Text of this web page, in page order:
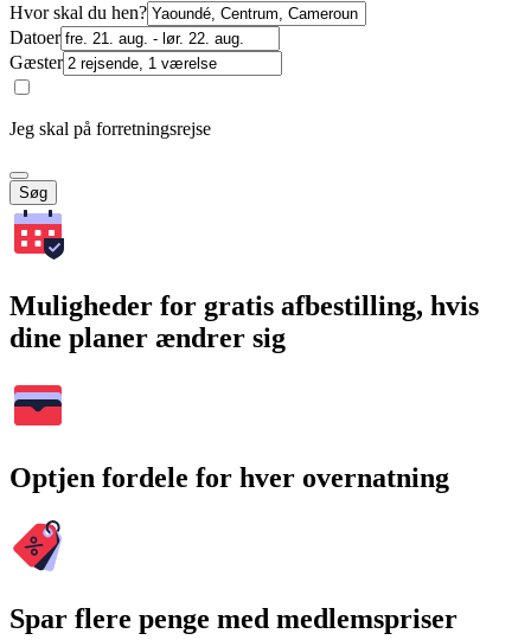
Hvor skal du hen?
Datoer
Gæster
Jeg skal på forretningsrejse
Søg
Muligheder for gratis afbestilling, hvis
dine planer ændrer sig
Optjen fordele for hver overnatning
Spar flere penge med medlemspriser